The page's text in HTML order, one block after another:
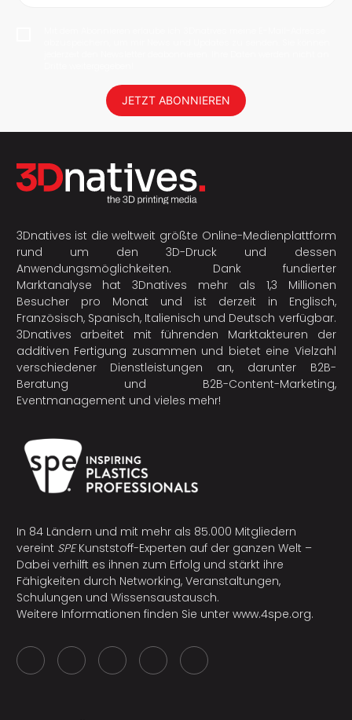
JETZT ABONNIEREN
3Dnatives ist die weltweit größte Online-Medienplattform
rund um den 3D-Druck und dessen
Anwendungsmöglichkeiten. Dank fundierter
Marktanalyse hat 3Dnatives mehr als 1,3 Millionen
Besucher pro Monat und ist derzeit in Englisch,
Französisch, Spanisch, Italienisch und Deutsch verfügbar.
3Dnatives arbeitet mit führenden Marktakteuren der
additiven Fertigung zusammen und bietet eine Vielzahl
verschiedener Dienstleistungen an, darunter B2B-
Beratung und B2B-Content-Marketing,
Eventmanagement und vieles mehr!
In 84 Ländern und mit mehr als 85.000 Mitgliedern
vereint SPEKunststoff-Experten auf der ganzen Welt –
Dabei verhilft es ihnen zum Erfolg und stärkt ihre
Fähigkeiten durch Networking, Veranstaltungen,
Schulungen und Wissensaustausch.
Weitere Informationen finden Sie unter www.4spe.org.